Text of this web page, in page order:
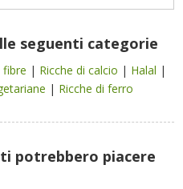
seguenti categorie
fibre | Ricche di calcio | Halal |
| Ricche di ferro
potrebbero piacere